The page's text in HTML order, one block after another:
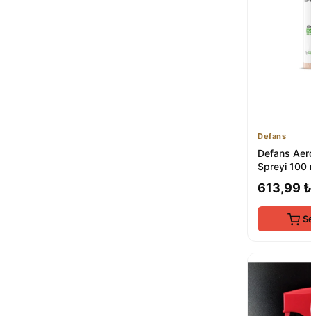
Defans
Defans
Spreyi 100
613,99 ₺